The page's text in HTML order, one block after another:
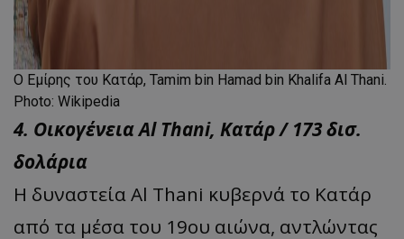
O Εμίρης του Κατάρ, Tamim bin Hamad bin Khalifa Al Thani.
Photo: Wikipedia
4. Οικογένεια Al Thani, Κατάρ / 173 δισ.
δολάρια
Η δυναστεία Al Thani κυβερνά το Κατάρ
από τα μέσα του 19ου αιώνα, αντλώντας